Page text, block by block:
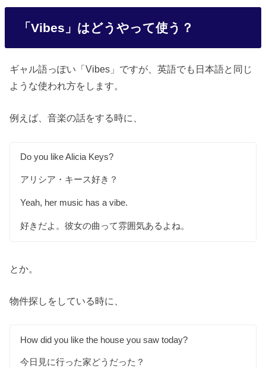
「Vibes」はどうやって使う？
ギャル語っぽい「Vibes」ですが、英語でも日本語と同じ
ような使われ方をします。
例えば、音楽の話をする時に、
Do you like Alicia Keys?
アリシア・キース好き？
Yeah, her music has a vibe.
好きだよ。彼女の曲って雰囲気あるよね。
とか。
物件探しをしている時に、
How did you like the house you saw today?
今日見に行った家どうだった？